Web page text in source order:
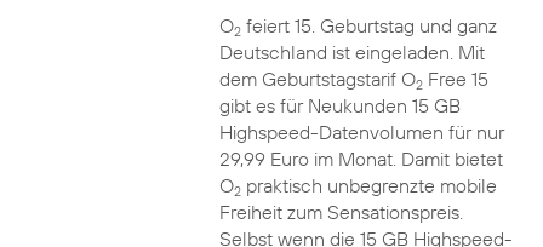
O2feiert 15. Geburtstag und ganz
Deutschland ist eingeladen. Mit
dem Geburtstagstarif O2Free 15
gibt es für Neukunden 15 GB
Highspeed-Datenvolumen für nur
29,99 Euro im Monat. Damit bietet
O2praktisch unbegrenzte mobile
Freiheit zum Sensationspreis.
Selbst wenn die 15 GB Highspeed-